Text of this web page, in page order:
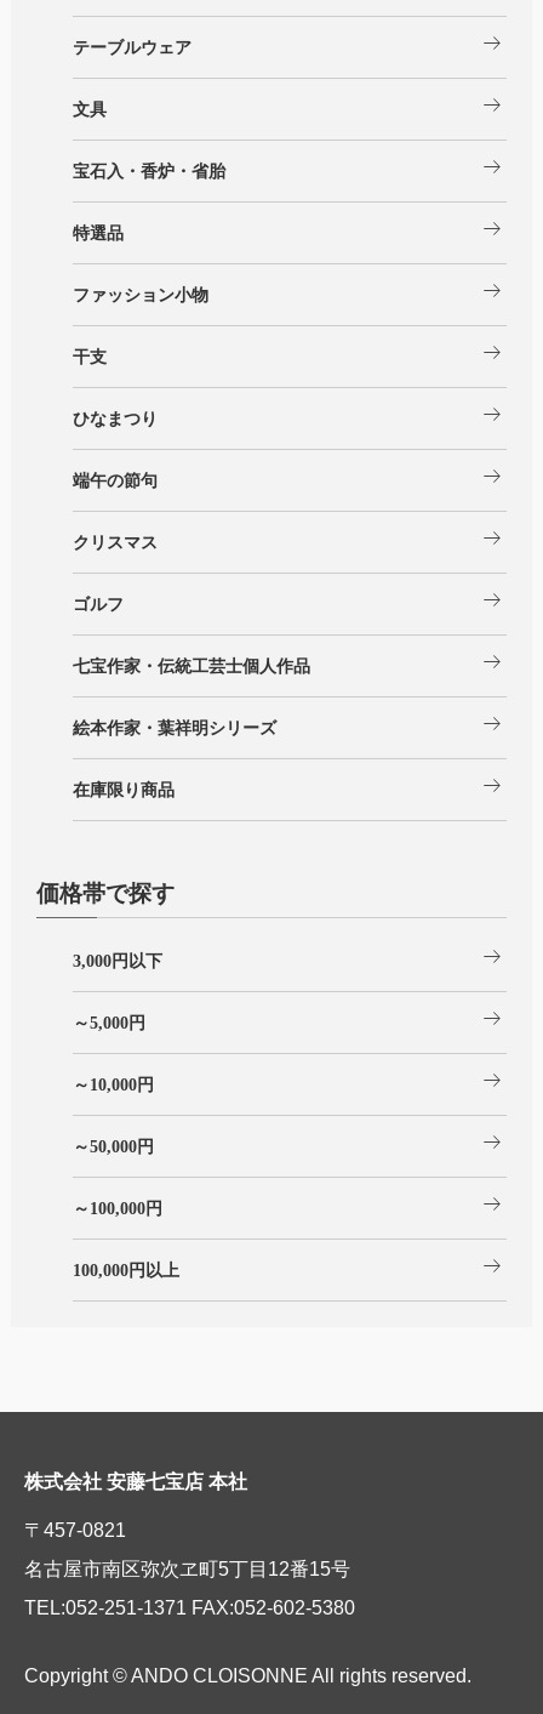
テーブルウェア arrow_right_alt
文具 arrow_right_alt
宝石入・香炉・省胎 arrow_right_alt
特選品 arrow_right_alt
ファッション小物 arrow_right_alt
干支 arrow_right_alt
ひなまつり arrow_right_alt
端午の節句 arrow_right_alt
クリスマス arrow_right_alt
ゴルフ arrow_right_alt
七宝作家・伝統工芸士個人作品 arrow_right_alt
絵本作家・葉祥明シリーズ arrow_right_alt
在庫限り商品 arrow_right_alt
価格帯で探す
3,000円以下 arrow_right_alt
～5,000円 arrow_right_alt
～10,000円 arrow_right_alt
～50,000円 arrow_right_alt
～100,000円 arrow_right_alt
100,000円以上 arrow_right_alt
株式会社 安藤七宝店 本社
〒457-0821
名古屋市南区弥次ヱ町5丁目12番15号
TEL:052-251-1371 FAX:052-602-5380
Copyright © ANDO CLOISONNE All rights reserved.